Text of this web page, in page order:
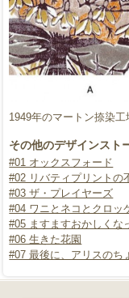
1949年のマートン捺染
その他のデザインスト
#01 オックスフォード
#02 リバティプリントの
#03 ザ・プレイヤーズ
#04 ワニとネコとクロッ
#05 ますますおかしくな
#06 生きた花園
#07 最後に、アリスのち